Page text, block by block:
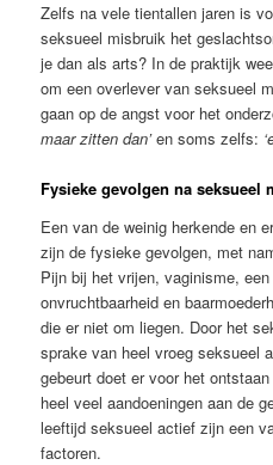
Zelfs na vele tientallen jaren is
seksueel misbruik het
je dan als arts? In de praktijk
om een overlever van seksueel
gaan op de angst voor het
maar zitten dan’en soms zelfs:
Fysieke gevolgen na seksueel
Een van de weinig herkende en
zijn de fysieke gevolgen, met
Pijn bij het vrijen, vaginisme,
onvruchtbaarheid en
die er niet om liegen. Door het
sprake van heel vroeg seksueel
gebeurt doet er voor het
heel veel aandoeningen aan de
leeftijd seksueel actief zijn een
factoren.